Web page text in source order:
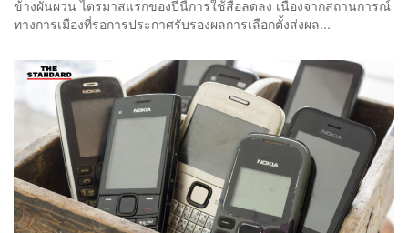
ข้างผันผวน ไตรมาสแรกของปีนี้การใช้สื่อลดลง เนื่องจากสถานการณ์
ทางการเมืองที่รอการประกาศรับรองผลการเลือกตั้งส่งผล...